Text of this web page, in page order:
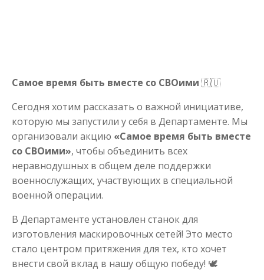
Самое время быть вместе со СВОими 🇷🇺
Сегодня хотим рассказать о важной инициативе,
которую мы запустили у себя в Департаменте. Мы
организовали акцию «Самое время быть вместе
со СВОими», чтобы объединить всех
неравнодушных в общем деле поддержки
военнослужащих, участвующих в специальной
военной операции.
В Департаменте установлен станок для
изготовления маскировочных сетей! Это место
стало центром притяжения для тех, кто хочет
внести свой вклад в нашу общую победу! 🕊️